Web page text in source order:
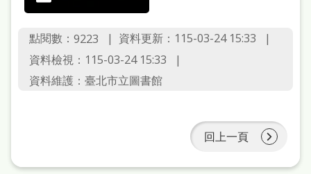
點閱數： 9223
資料更新：115-03-24 15:33
資料檢視：115-03-24 15:33
資料維護：臺北市立圖書館
回上一頁